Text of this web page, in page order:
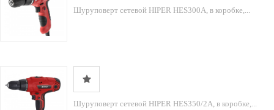
Шуруповерт сетевой HIPER HES300A, в коробке,...
Шуруповерт сетевой HIPER HES350/2A, в коробке,...